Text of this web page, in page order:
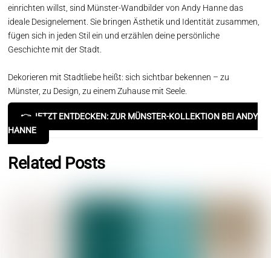
einrichten willst, sind Münster-Wandbilder von Andy Hanne das
ideale Designelement. Sie bringen Ästhetik und Identität zusammen,
fügen sich in jeden Stil ein und erzählen deine persönliche
Geschichte mit der Stadt.
Dekorieren mit Stadtliebe heißt: sich sichtbar bekennen – zu
Münster, zu Design, zu einem Zuhause mit Seele.
👉 JETZT ENTDECKEN: ZUR MÜNSTER-KOLLEKTION BEI ANDY
HANNE
Related Posts